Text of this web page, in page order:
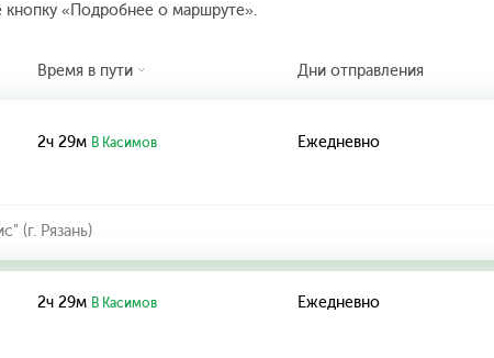
кнопку «Подробнее о маршруте».
Время в пути Дни отправления
2ч 29м В Касимов Ежедневно
(г. Рязань)
2ч 29м В Касимов Ежедневно